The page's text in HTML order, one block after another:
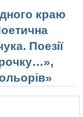
краю
Поезії